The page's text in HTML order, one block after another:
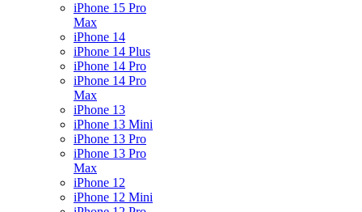
iPhone 15 Pro
Max
iPhone 14
iPhone 14 Plus
iPhone 14 Pro
iPhone 14 Pro
Max
iPhone 13
iPhone 13 Mini
iPhone 13 Pro
iPhone 13 Pro
Max
iPhone 12
iPhone 12 Mini